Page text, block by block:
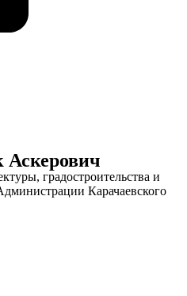
Аскерович
градостроительства и
Карачаевского